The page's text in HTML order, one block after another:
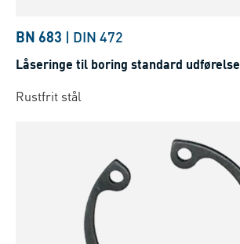
BN 683 | DIN 472
Låseringe til boring standard udførelse
Rustfrit stål